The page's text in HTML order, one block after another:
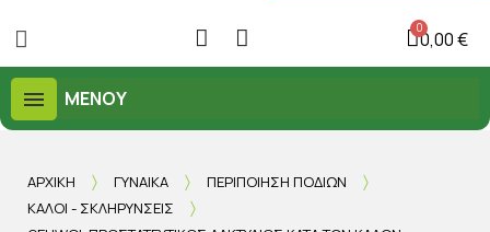
0,00 €
ΜΕΝΟΎ
ΑΡΧΙΚΉ ΓΥΝΑΊΚΑ
ΠΕΡΙΠΟΊΗΣΗ ΠΟΔΙΏΝ
ΚΆΛΟΙ - ΣΚΛΗΡΎΝΣΕΙΣ